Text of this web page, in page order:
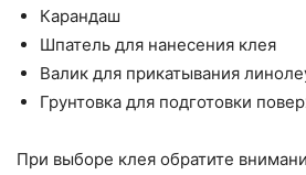
Карандаш
Шпатель для нанесения клея
Валик для прикатывания
Грунтовка для подготовки
При выборе клея обратите